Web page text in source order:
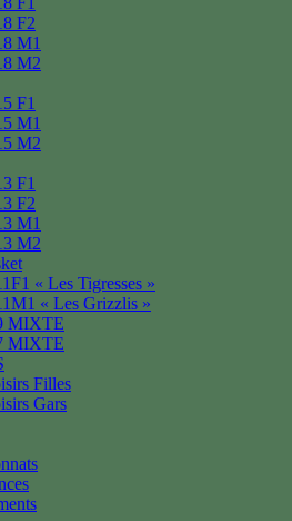
F2
M1
M2
F1
M1
M2
F1
F2
M1
M2
« Les Tigresses »
« Les Grizzlis »
MIXTE
MIXTE
Filles
Gars